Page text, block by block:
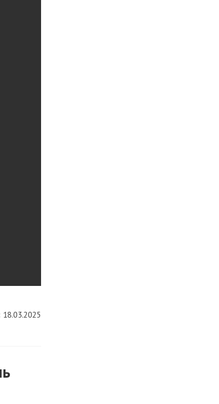
18.03.2025